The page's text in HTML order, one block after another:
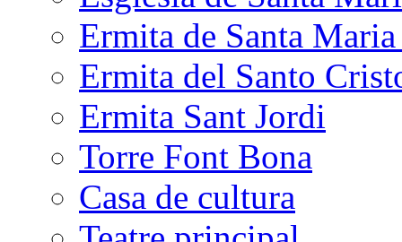
Ermita de Santa
Ermita del Santo
Ermita Sant Jordi
Torre Font Bona
Casa de cultura